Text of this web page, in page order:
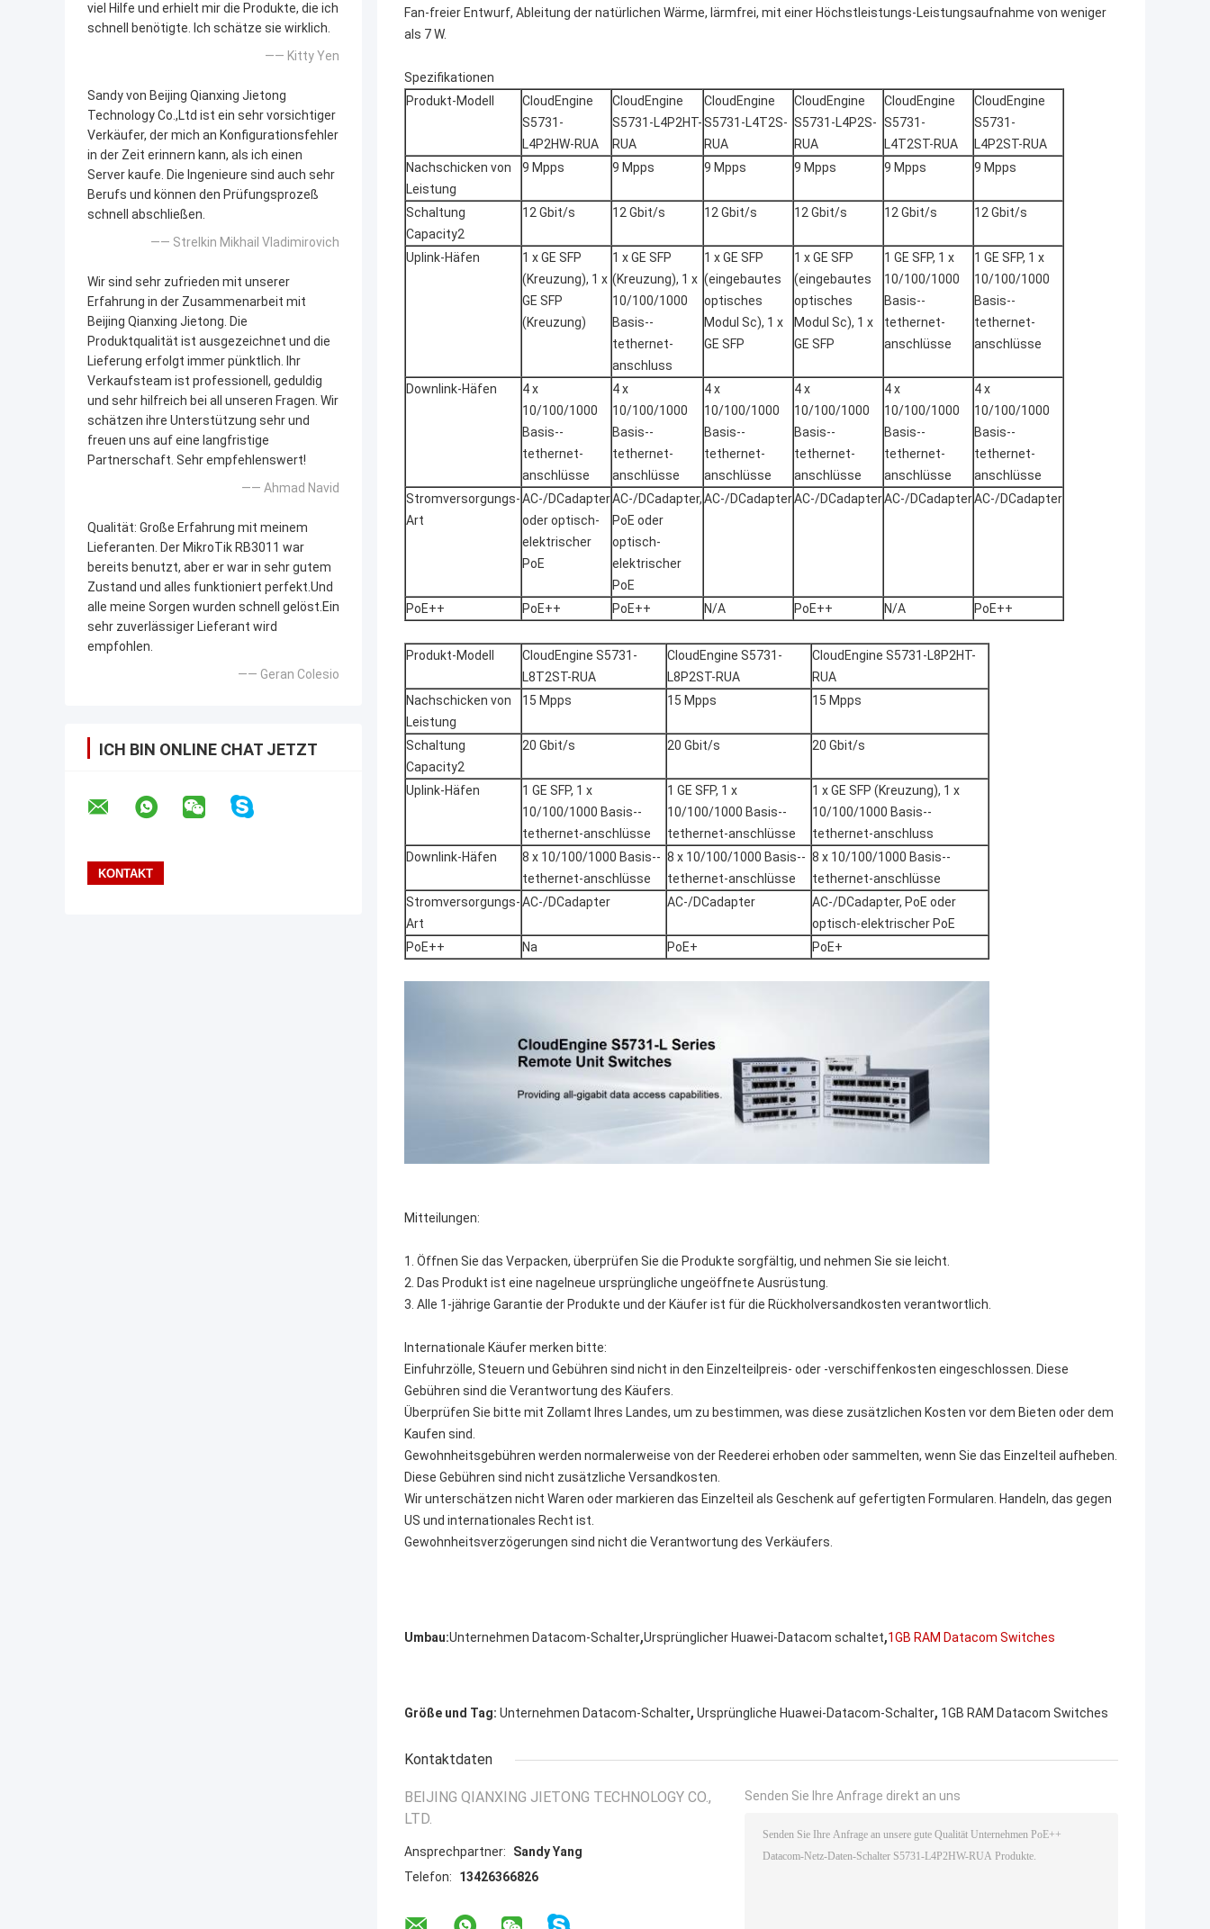
viel Hilfe und erhielt mir die Produkte, die ich
schnell benötigte. Ich schätze sie wirklich.
—— Kitty Yen
Sandy von Beijing Qianxing Jietong
Technology Co.,Ltd ist ein sehr vorsichtiger
Verkäufer, der mich an Konfigurationsfehler
in der Zeit erinnern kann, als ich einen
Server kaufe. Die Ingenieure sind auch sehr
Berufs und können den Prüfungsprozeß
schnell abschließen.
—— Strelkin Mikhail Vladimirovich
Wir sind sehr zufrieden mit unserer
Erfahrung in der Zusammenarbeit mit
Beijing Qianxing Jietong. Die
Produktqualität ist ausgezeichnet und die
Lieferung erfolgt immer pünktlich. Ihr
Verkaufsteam ist professionell, geduldig
und sehr hilfreich bei all unseren Fragen. Wir
schätzen ihre Unterstützung sehr und
freuen uns auf eine langfristige
Partnerschaft. Sehr empfehlenswert!
—— Ahmad Navid
Qualität: Große Erfahrung mit meinem
Lieferanten. Der MikroTik RB3011 war
bereits benutzt, aber er war in sehr gutem
Zustand und alles funktioniert perfekt.Und
alle meine Sorgen wurden schnell gelöst.Ein
sehr zuverlässiger Lieferant wird
empfohlen.
—— Geran Colesio
ICH BIN ONLINE CHAT JETZT
Fan-freier Entwurf, Ableitung der natürlichen Wärme, lärmfrei, mit einer Höchstleistungs-Leistungsaufnahme von weniger
als 7 W.
Spezifikationen
Produkt-Modell
CloudEngine
S5731-
L4P2HW-RUA
CloudEngine
S5731-L4P2HT-
RUA
CloudEngine
S5731-L4T2S-
RUA
CloudEngine
S5731-L4P2S-
RUA
CloudEngine
S5731-
L4T2ST-RUA
CloudEngine
S5731-
L4P2ST-RUA
Nachschicken von
Leistung
9 Mpps 9 Mpps 9 Mpps 9 Mpps 9 Mpps 9 Mpps
Schaltung
Capacity2
12 Gbit/s 12 Gbit/s 12 Gbit/s 12 Gbit/s 12 Gbit/s 12 Gbit/s
Uplink-Häfen
1 x GE SFP
(Kreuzung), 1 x
GE SFP
(Kreuzung)
1 x GE SFP
(Kreuzung), 1 x
10/100/1000
Basis--
tethernet-
anschluss
1 x GE SFP
(eingebautes
optisches
Modul Sc), 1 x
GE SFP
1 x GE SFP
(eingebautes
optisches
Modul Sc), 1 x
GE SFP
1 GE SFP, 1 x
10/100/1000
Basis--
tethernet-
anschlüsse
1 GE SFP, 1 x
10/100/1000
Basis--
tethernet-
anschlüsse
Downlink-Häfen
4 x
10/100/1000
Basis--
tethernet-
anschlüsse
4 x
10/100/1000
Basis--
tethernet-
anschlüsse
4 x
10/100/1000
Basis--
tethernet-
anschlüsse
4 x
10/100/1000
Basis--
tethernet-
anschlüsse
4 x
10/100/1000
Basis--
tethernet-
anschlüsse
4 x
10/100/1000
Basis--
tethernet-
anschlüsse
Stromversorgungs-
Art
AC-/DCadapter
oder optisch-
elektrischer
PoE
AC-/DCadapter,
PoE oder
optisch-
elektrischer
PoE
AC-/DCadapterAC-/DCadapterAC-/DCadapterAC-/DCadapter
PoE++ PoE++ PoE++ N/A PoE++ N/A PoE++
Produkt-Modell
CloudEngine S5731-
L8T2ST-RUA
CloudEngine S5731-
L8P2ST-RUA
CloudEngine S5731-L8P2HT-
RUA
Nachschicken von
Leistung
15 Mpps 15 Mpps 15 Mpps
Schaltung
Capacity2
20 Gbit/s 20 Gbit/s 20 Gbit/s
Uplink-Häfen
1 GE SFP, 1 x
10/100/1000 Basis--
tethernet-anschlüsse
1 GE SFP, 1 x
10/100/1000 Basis--
tethernet-anschlüsse
1 x GE SFP (Kreuzung), 1 x
10/100/1000 Basis--
tethernet-anschluss
Downlink-Häfen
8 x 10/100/1000 Basis--
tethernet-anschlüsse
8 x 10/100/1000 Basis--
tethernet-anschlüsse
8 x 10/100/1000 Basis--
tethernet-anschlüsse
Stromversorgungs-
Art
AC-/DCadapter AC-/DCadapter
AC-/DCadapter, PoE oder
optisch-elektrischer PoE
PoE++
Na PoE+ PoE+
Mitteilungen:
1. Öffnen Sie das Verpacken, überprüfen Sie die Produkte sorgfältig, und nehmen Sie sie leicht.
2. Das Produkt ist eine nagelneue ursprüngliche ungeöffnete Ausrüstung.
3. Alle 1-jährige Garantie der Produkte und der Käufer ist für die Rückholversandkosten verantwortlich.
Internationale Käufer merken bitte:
Einfuhrzölle, Steuern und Gebühren sind nicht in den Einzelteilpreis- oder -verschiffenkosten eingeschlossen. Diese
Gebühren sind die Verantwortung des Käufers.
Überprüfen Sie bitte mit Zollamt Ihres Landes, um zu bestimmen, was diese zusätzlichen Kosten vor dem Bieten oder dem
Kaufen sind.
Gewohnheitsgebühren werden normalerweise von der Reederei erhoben oder sammelten, wenn Sie das Einzelteil aufheben.
Diese Gebühren sind nicht zusätzliche Versandkosten.
Wir unterschätzen nicht Waren oder markieren das Einzelteil als Geschenk auf gefertigten Formularen. Handeln, das gegen
US und internationales Recht ist.
Gewohnheitsverzögerungen sind nicht die Verantwortung des Verkäufers.
Umbau:Unternehmen Datacom-Schalter,Ursprünglicher Huawei-Datacom schaltet,1GB RAM Datacom Switches
Größe und Tag: Unternehmen Datacom-Schalter, Ursprüngliche Huawei-Datacom-Schalter, 1GB RAM Datacom Switches
Kontaktdaten
BEIJING QIANXING JIETONG TECHNOLOGY CO.,
LTD.
Ansprechpartner:
Sandy Yang
Telefon:
13426366826
Senden Sie Ihre Anfrage direkt an uns